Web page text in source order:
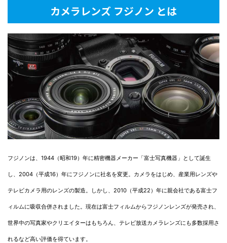
カメラレンズ フジノン とは
フジノンは、1944（昭和19）年に精密機器メーカー「富士写真機器」として誕生
し、2004（平成16）年にフジノンに社名を変更。カメラをはじめ、産業用レンズや
テレビカメラ用のレンズの製造。しかし、2010（平成22）年に親会社である富士フ
ィルムに吸収合併されました。現在は富士フィルムからフジノンレンズが発売され、
世界中の写真家やクリエイターはもちろん、テレビ放送カメラレンズにも多数採用さ
れるなど高い評価を得ています。